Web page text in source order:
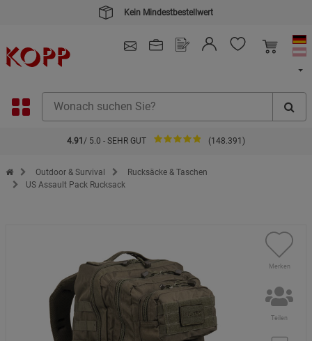
Kein Mindestbestellwert
4.91 / 5.0 - SEHR GUT (148.391)
Zur Startseite des Kopp Verlag Online-Shop
Outdoor & Survival
Rucksäcke & Taschen
US Assault Pack Rucksack
Merken
Teilen